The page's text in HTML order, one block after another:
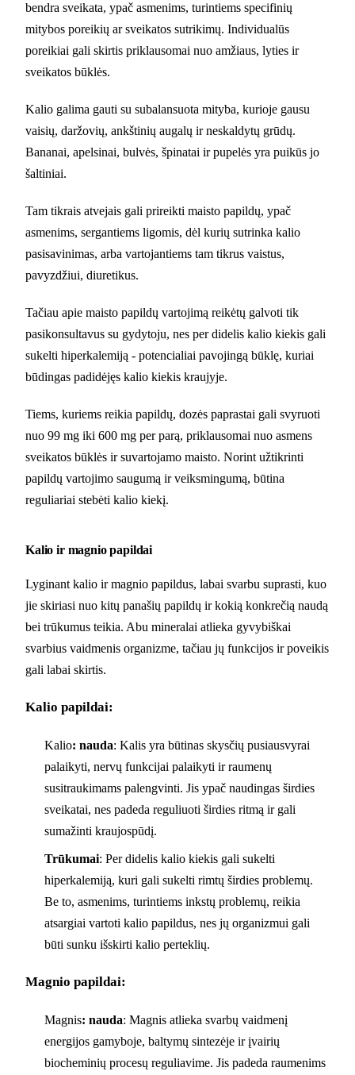
bendra sveikata, ypač asmenims, turintiems specifinių
mitybos poreikių ar sveikatos sutrikimų. Individualūs
poreikiai gali skirtis priklausomai nuo amžiaus, lyties ir
sveikatos būklės.
Kalio galima gauti su subalansuota mityba, kurioje gausu
vaisių, daržovių, ankštinių augalų ir neskaldytų grūdų.
Bananai, apelsinai, bulvės, špinatai ir pupelės yra puikūs jo
šaltiniai.
Tam tikrais atvejais gali prireikti maisto papildų, ypač
asmenims, sergantiems ligomis, dėl kurių sutrinka kalio
pasisavinimas, arba vartojantiems tam tikrus vaistus,
pavyzdžiui, diuretikus.
Tačiau apie maisto papildų vartojimą reikėtų galvoti tik
pasikonsultavus su gydytoju, nes per didelis kalio kiekis gali
sukelti hiperkalemiją - potencialiai pavojingą būklę, kuriai
būdingas padidėjęs kalio kiekis kraujyje.
Tiems, kuriems reikia papildų, dozės paprastai gali svyruoti
nuo 99 mg iki 600 mg per parą, priklausomai nuo asmens
sveikatos būklės ir suvartojamo maisto. Norint užtikrinti
papildų vartojimo saugumą ir veiksmingumą, būtina
reguliariai stebėti kalio kiekį.
Kalio ir magnio papildai
Lyginant kalio ir magnio papildus, labai svarbu suprasti, kuo
jie skiriasi nuo kitų panašių papildų ir kokią konkrečią naudą
bei trūkumus teikia. Abu mineralai atlieka gyvybiškai
svarbius vaidmenis organizme, tačiau jų funkcijos ir poveikis
gali labai skirtis.
Kalio papildai:
Kalio: nauda: Kalis yra būtinas skysčių pusiausvyrai
palaikyti, nervų funkcijai palaikyti ir raumenų
susitraukimams palengvinti. Jis ypač naudingas širdies
sveikatai, nes padeda reguliuoti širdies ritmą ir gali
sumažinti kraujospūdį.
Trūkumai: Per didelis kalio kiekis gali sukelti
hiperkalemiją, kuri gali sukelti rimtų širdies problemų.
Be to, asmenims, turintiems inkstų problemų, reikia
atsargiai vartoti kalio papildus, nes jų organizmui gali
būti sunku išskirti kalio perteklių.
Magnio papildai:
Magnis: nauda: Magnis atlieka svarbų vaidmenį
energijos gamyboje, baltymų sintezėje ir įvairių
biocheminių procesų reguliavime. Jis padeda raumenims